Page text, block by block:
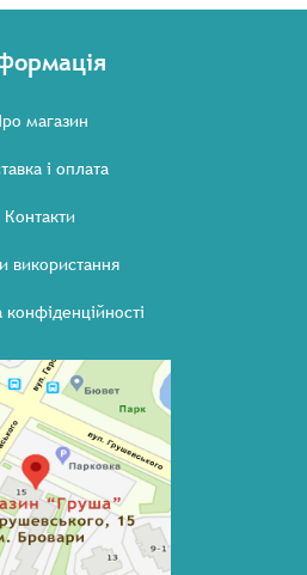
магазин
і оплата
Контакти
використання
конфіденційності